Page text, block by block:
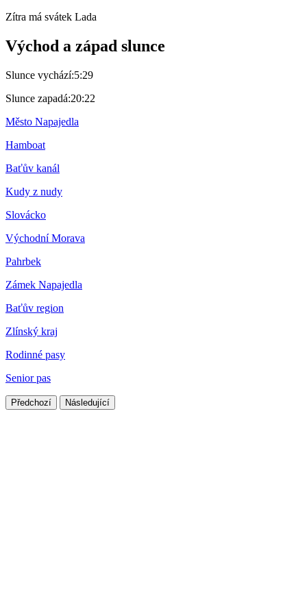
Zítra má svátek Lada
Východ a západ slunce
Slunce vychází:5:29
Slunce zapadá:20:22
Město Napajedla
Hamboat
Baťův kanál
Kudy z nudy
Slovácko
Východní Morava
Pahrbek
Zámek Napajedla
Baťův region
Zlínský kraj
Rodinné pasy
Senior pas
Předchozí Následující